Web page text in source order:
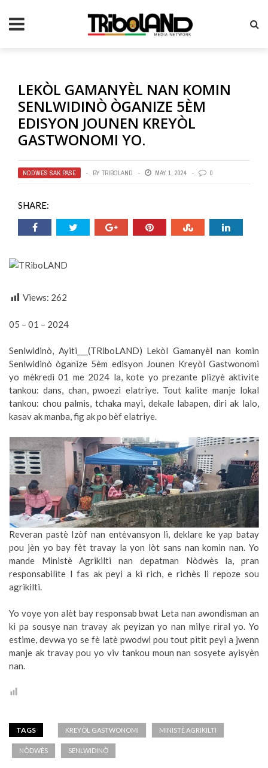
LEKÒL GAMANYÈL NAN KOMIN
SENLWIDINÒ ÒGANIZE 5ÈM
EDISYON JOUNEN KREYÒL
GASTWONOMI YO.
NODWES SAK PASE BY TRIBOLAND MAY 1, 2024 0
SHARE:
Views: 262
05 – 01 – 2024
Senlwidinò, Ayiti___(TRiboLAND) Lekòl Gamanyèl nan komin
Senlwidinò òganize 5èm edisyon Jounen Kreyòl Gastwonomi
yo mèkredi 01 me 2024 la, kote yo prezante plizyè aktivite
tankou: dans, chan, pwoezi elatriye. Tout kalite manje lokal
tankou: chou palmis, tchaka mayi, dekale labapen, diri ak lalo,
kasav ak manba, fig ak po bèf elatriye.
Reveran pastè Izòf nan entèvansyon li, deklare ke yap batay
pou jèn yo bay fèt travay la yon lòt sans nan komin nan. Yo
mande Ministè Agrikilti nan depatman Nòdwès la, pran
responsabilite l fas ak peyi a ki rich, e richès li repoze sou
agrikilti.
Yo voye yon alèt bay responsab bwat Leta nan awondisman an
ki pa sousye nan travay ak peyizan yo nan milye riral yo. Yo
estime, devwa yo se fè latè pwodwi pou tout pitit peyi a jwenn
manje ak travay pou yo viv tankou moun nan sosyete ayisyèn
nan.
TAGS KREYÒL GASTWONOMI MINISTÈ AGRIKILTI
NÒDWÈS SENLWIDINÒ